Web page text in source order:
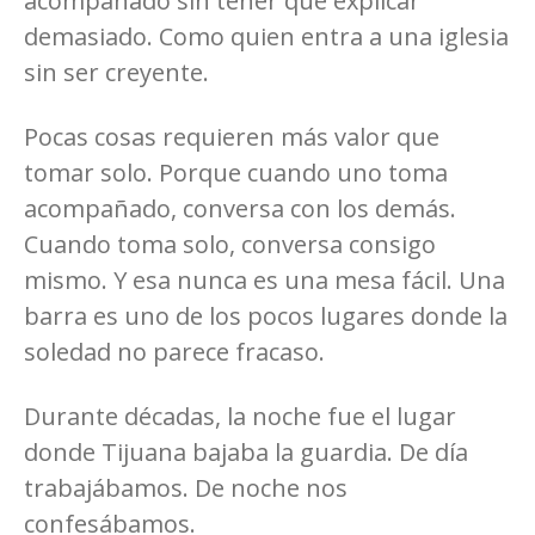
demasiado. Como quien entra a una iglesia
sin ser creyente.
Pocas cosas requieren más valor que
tomar solo. Porque cuando uno toma
acompañado, conversa con los demás.
Cuando toma solo, conversa consigo
mismo. Y esa nunca es una mesa fácil. Una
barra es uno de los pocos lugares donde la
soledad no parece fracaso.
Durante décadas, la noche fue el lugar
donde Tijuana bajaba la guardia. De día
trabajábamos. De noche nos
confesábamos.